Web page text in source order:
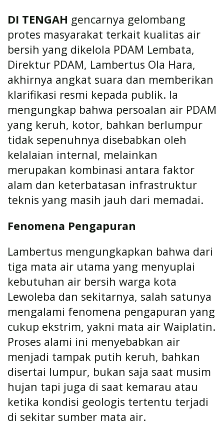
DI TENGAH gencarnya gelombang
protes masyarakat terkait kualitas air
bersih yang dikelola PDAM Lembata,
Direktur PDAM, Lambertus Ola Hara,
akhirnya angkat suara dan memberikan
klarifikasi resmi kepada publik. Ia
mengungkap bahwa persoalan air PDAM
yang keruh, kotor, bahkan berlumpur
tidak sepenuhnya disebabkan oleh
kelalaian internal, melainkan
merupakan kombinasi antara faktor
alam dan keterbatasan infrastruktur
teknis yang masih jauh dari memadai.
Fenomena Pengapuran
Lambertus mengungkapkan bahwa dari
tiga mata air utama yang menyuplai
kebutuhan air bersih warga kota
Lewoleba dan sekitarnya, salah satunya
mengalami fenomena pengapuran yang
cukup ekstrim, yakni mata air Waiplatin.
Proses alami ini menyebabkan air
menjadi tampak putih keruh, bahkan
disertai lumpur, bukan saja saat musim
hujan tapi juga di saat kemarau atau
ketika kondisi geologis tertentu terjadi
di sekitar sumber mata air.